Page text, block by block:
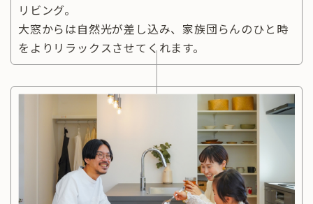
リビング。
大窓からは自然光が差し込み、家族団らんのひと時
をよりリラックスさせてくれます。